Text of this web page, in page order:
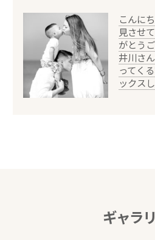
こんに
見させ
がとう
井川さ
ってく
ックス
ギャラ